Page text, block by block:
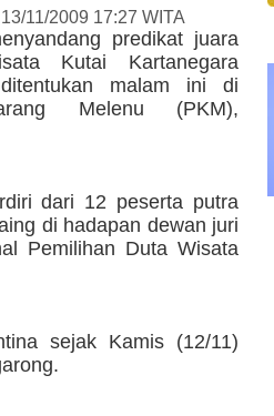
11/2009 17:27 WITA
predikat juara
Kutai Kartanegara
malam ini di
Melenu (PKM),
dari 12 peserta putra
di hadapan dewan juri
Pemilihan Duta Wisata
sejak Kamis (12/11)